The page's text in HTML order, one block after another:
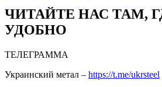
ЧИТАЙТЕ НАС ТАМ,
УДОБНО
ТЕЛЕГРАММА
Украинский метал – https://t.me/ukrsteel